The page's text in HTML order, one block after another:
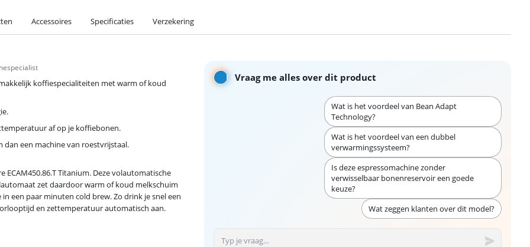
Accessoires Specificaties Verzekering
Vraag me alles over dit product
Wat is het voordeel van Bean Adapt
Technology?
Wat is het voordeel van een dubbel
verwarmingssysteem?
Is deze espressomachine zonder
verwisselbaar bonenreservoir een goede
keuze?
Wat zeggen klanten over dit model?
koffiespecialiteiten met warm of koud
af op je koffiebonen.
een machine van roestvrijstaal.
Titanium. Deze volautomatische
zet daardoor warm of koud melkschuim
een paar minuten cold brew. Zo drink je snel een
en zettemperatuur automatisch aan.